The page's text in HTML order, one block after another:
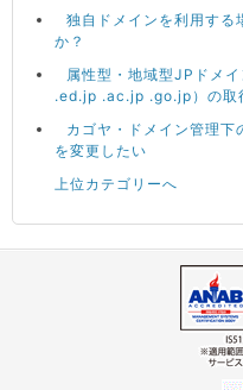
独自ドメインを利用する
か？
属性型・地域型JPドメ
.ed.jp .ac.jp .go.jp）の取
カゴヤ・ドメイン管理下
を変更したい
上位カテゴリーへ